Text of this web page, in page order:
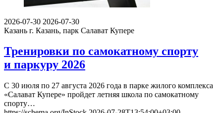
2026-07-30 2026-07-30
Казань г. Казань, парк Салават Купере
Тренировки по самокатному спорту
и паркуру 2026
С 30 июля по 27 августа 2026 года в парке жилого комплекса
«Салават Купере» пройдет летняя школа по самокатному
спорту…